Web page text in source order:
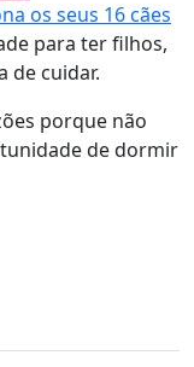
os seus 16 cães
para ter filhos,
de cuidar.
porque não
de dormir